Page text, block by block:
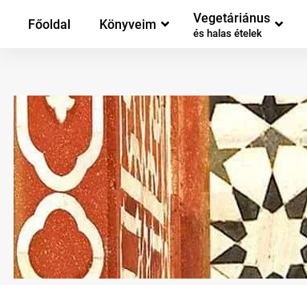
Főoldal Könyveim Vegetáriánus
és halas ételek